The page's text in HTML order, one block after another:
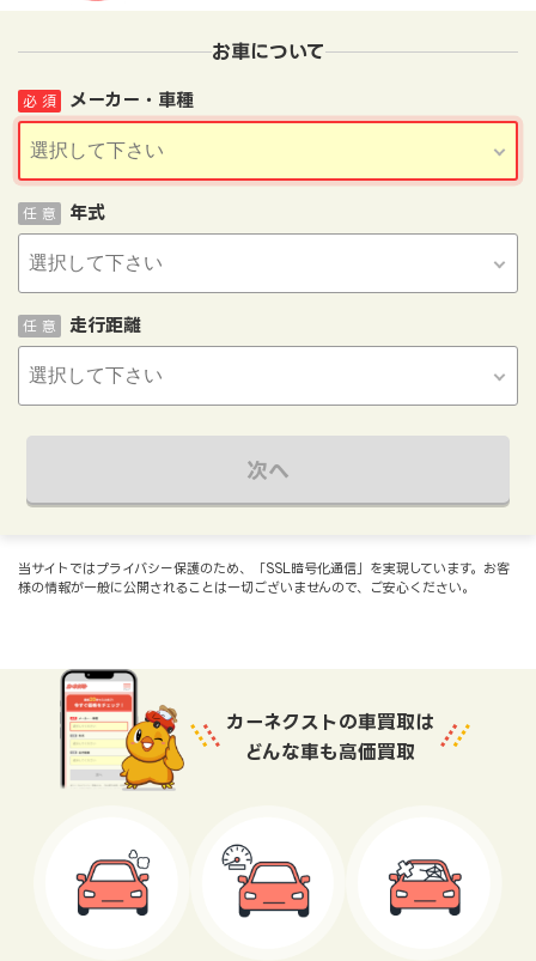
お車について
メーカー・車種
必 須
年式
任 意
走行距離
任 意
次へ
当サイトではプライバシー保護のため、「SSL暗号化通信」を実現しています。お客
様の情報が一般に公開されることは一切ございませんので、ご安心ください。
カーネクストの車買取は
どんな車も高価買取